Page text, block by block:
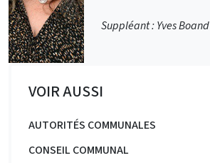
Suppléant : Yves Boand
VOIR AUSSI
AUTORITÉS COMMUNALES
CONSEIL COMMUNAL